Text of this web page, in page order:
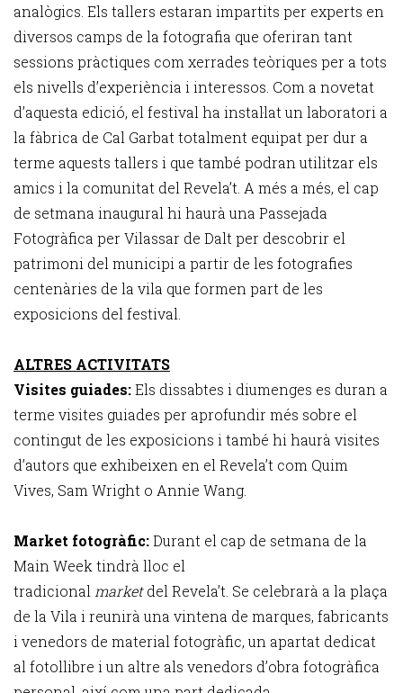
analògics. Els tallers estaran impartits per experts en
diversos camps de la fotografia que oferiran tant
sessions pràctiques com xerrades teòriques per a tots
els nivells d’experiència i interessos. Com a novetat
d’aquesta edició, el festival ha instal·lat un laboratori a
la fàbrica de Cal Garbat totalment equipat per dur a
terme aquests tallers i que també podran utilitzar els
amics i la comunitat del Revela’t. A més a més, el cap
de setmana inaugural hi haurà una Passejada
Fotogràfica per Vilassar de Dalt per descobrir el
patrimoni del municipi a partir de les fotografies
centenàries de la vila que formen part de les
exposicions del festival.
ALTRES ACTIVITATS
Visites guiades:Els dissabtes i diumenges es duran a
terme visites guiades per aprofundir més sobre el
contingut de les exposicions i també hi haurà visites
d’autors que exhibeixen en el Revela’t com Quim
Vives, Sam Wright o Annie Wang.
Market fotogràfic:Durant el cap de setmana de la
Main Week tindrà lloc el
tradicional marketdel Revela’t. Se celebrarà a la plaça
de la Vila i reunirà una vintena de marques, fabricants
i venedors de material fotogràfic, un apartat dedicat
al fotollibre i un altre als venedors d’obra fotogràfica